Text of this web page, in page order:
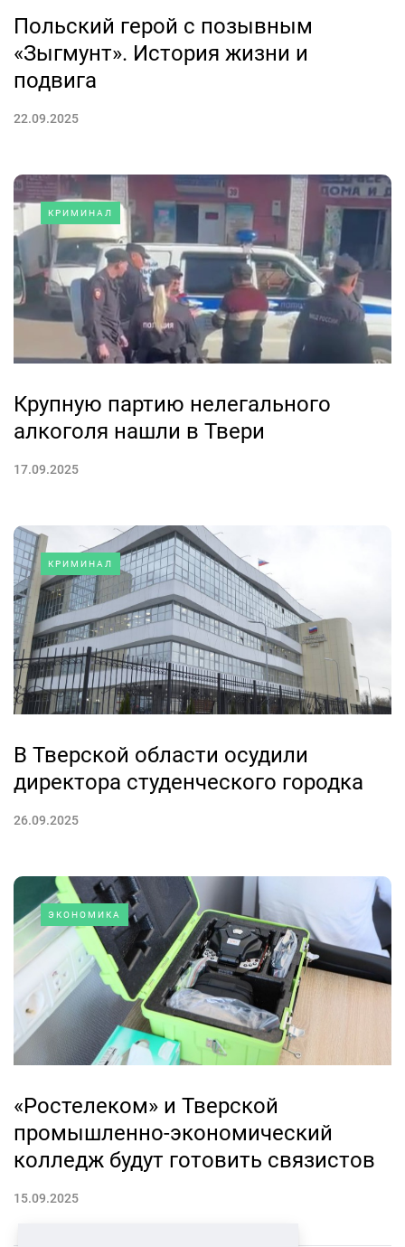
Польский герой с позывным
«Зыгмунт». История жизни и
подвига
22.09.2025
КРИМИНАЛ
Крупную партию нелегального
алкоголя нашли в Твери
17.09.2025
КРИМИНАЛ
В Тверской области осудили
директора студенческого городка
26.09.2025
ЭКОНОМИКА
«Ростелеком» и Тверской
промышленно-экономический
колледж будут готовить связистов
15.09.2025